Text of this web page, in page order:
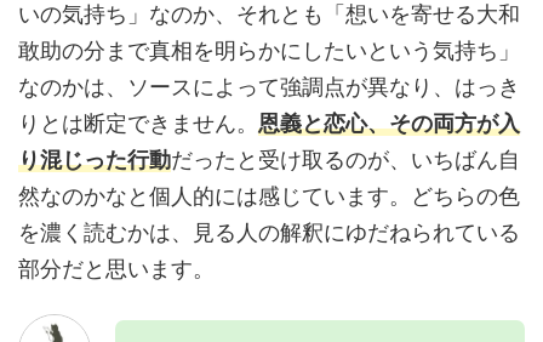
いの気持ち」なのか、それとも「想いを寄せる大和
敢助の分まで真相を明らかにしたいという気持ち」
なのかは、ソースによって強調点が異なり、はっき
りとは断定できません。 恩義と恋心、その両方が入
り混じった行動だったと受け取るのが、いちばん自
然なのかなと個人的には感じています。どちらの色
を濃く読むかは、見る人の解釈にゆだねられている
部分だと思います。